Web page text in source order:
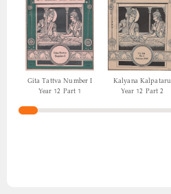
Gita Tattva Number I
Year 12 Part 1
Kalyana Kalpataru
Year 12 Part 2